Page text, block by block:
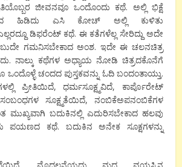
ಜೀವನವೂ ಒಂದೊಂದು ಕಥೆ. ಅಲ್ಲಿ ಭಿಕ್ಷೆ
ಹಿಡಿದು ಎಸಿ ಕೋಚ್ ಅಲ್ಲಿ ಕುಳಿತು
ಡಿಫರೆಂಟ್ ಕಥೆ. ಈ ಕತೆಗಳೆಲ್ಲ ಸೇರಿದ್ದು ಅದೇ
ಗಮನಿಸಬೇಕಾದ ಅಂಶ. ಇದೇ ಈ ಚಲನಚಿತ್ರ
ನಾಲ್ಕು ಕಥೆಗಳ ಅಧ್ಯಾಯ ನೋಡಿ ಚಿತ್ರದಕೊನೆಗೆ
ಚಂದದ ಪುಸ್ತಕವನ್ನು ಓದಿ ಬಂದಂತಾಯ್ತು.
ಪ್ರೀತಿಯಿದೆ, ಧರ್ಮಸೂಕ್ಷ್ಮವಿದೆ, ಕಾರ್ಪೊರೇಟ್
ಸೂಕ್ಷ್ಮತೆಯಿದೆ, ನಂಬಿಕೆಅಪನಂಬಿಕೆಗಳ
ಮುಖ್ಯವಾಗಿ ಬದುಕಿನಲ್ಲಿ ಎದುರಿಸಬೇಕಾದ ಹಲವು
ಪಯಣದ ಕಥೆ. ಬದುಕಿನ ಅನೇಕ ಸೂಕ್ಷಗಳನ್ನು